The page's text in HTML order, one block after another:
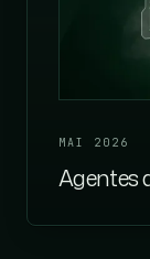
MAI 2026
Agentes